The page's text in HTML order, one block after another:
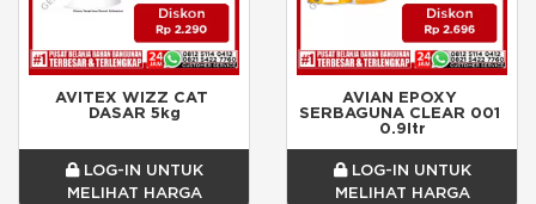
AVITEX WIZZ CAT
DASAR 5kg
LOG-IN UNTUK
MELIHAT HARGA
AVIAN EPOXY
SERBAGUNA CLEAR 001
0.9ltr
LOG-IN UNTUK
MELIHAT HARGA